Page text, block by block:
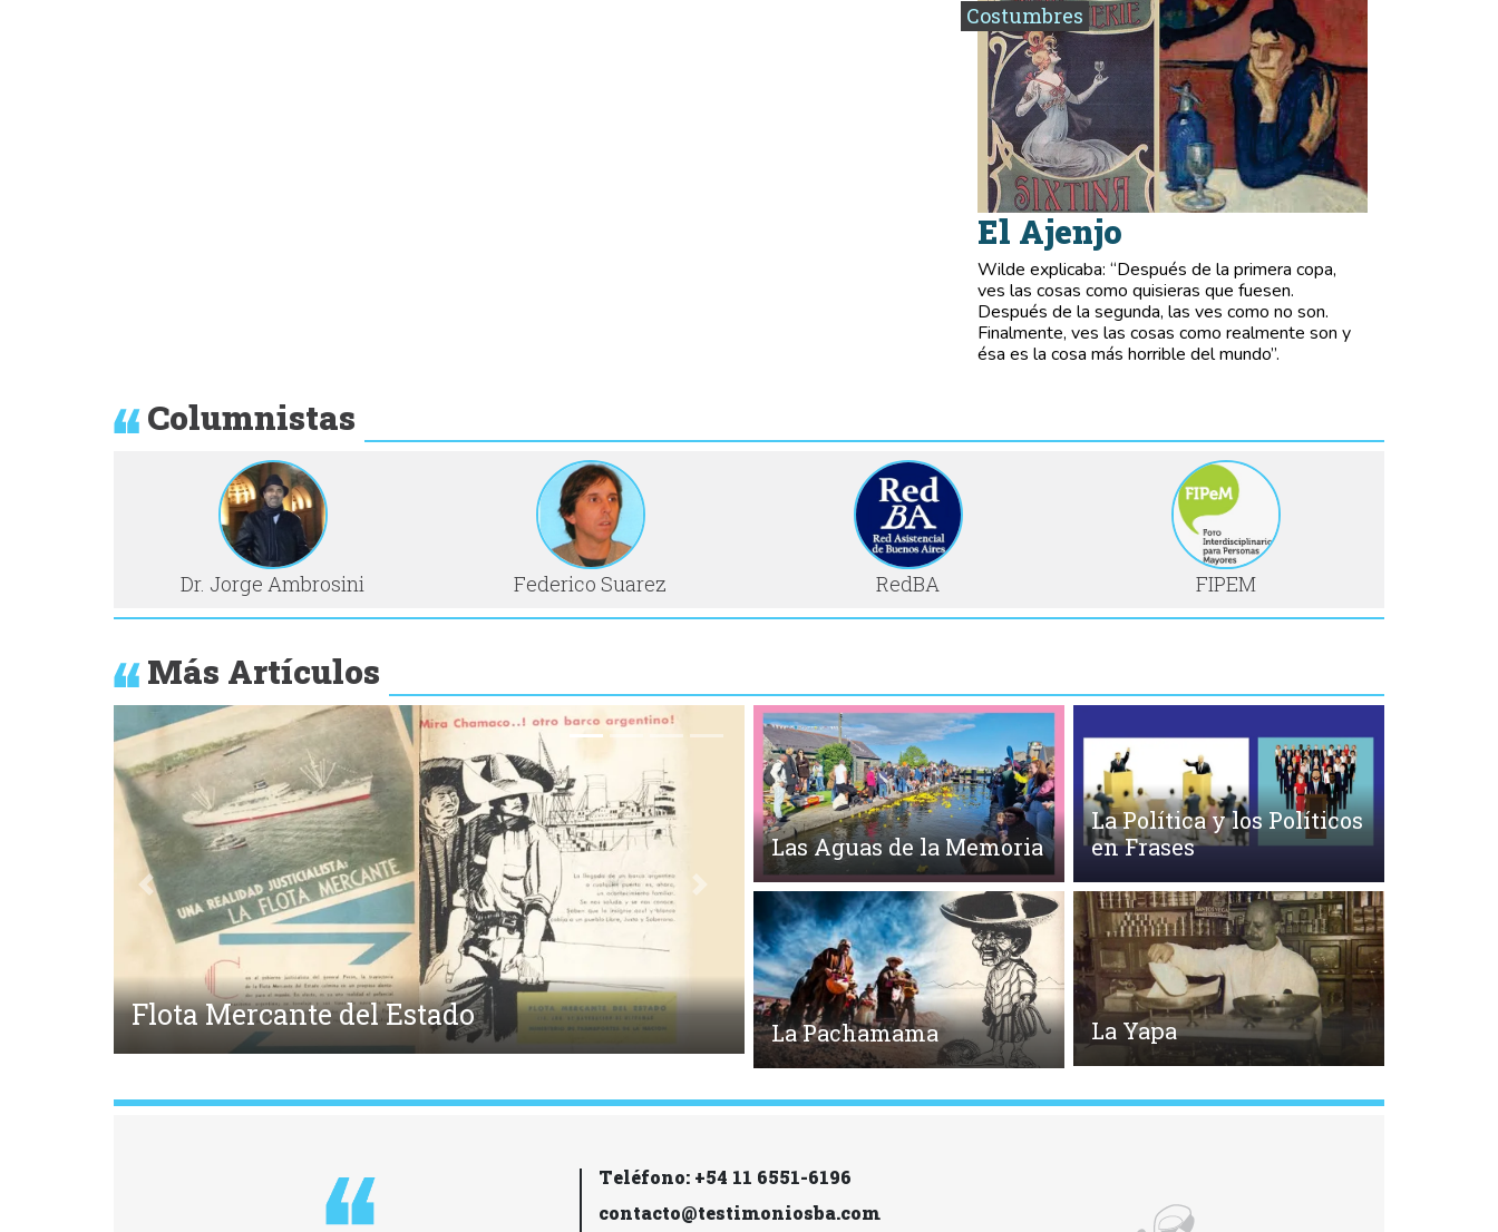
Costumbres
El Ajenjo
Wilde explicaba: “Después de la primera copa,
ves las cosas como quisieras que fuesen.
Después de la segunda, las ves como no son.
Finalmente, ves las cosas como realmente son y
ésa es la cosa más horrible del mundo”.
Columnistas
Dr. Jorge Ambrosini Federico Suarez RedBA FIPEM
Más Artículos
Medicina y Lunfardo
Anterior Siguiente
Las Aguas de la Memoria
La Política y los Políticos
en Frases
La Pachamama La Yapa
Teléfono: +54 11 6551-6196
contacto@testimoniosba.com